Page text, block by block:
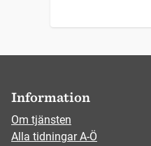
Information
Om tjänsten
Alla tidningar A-Ö